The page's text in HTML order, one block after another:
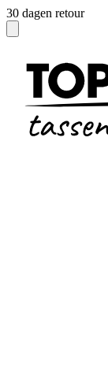
Officieel dealer